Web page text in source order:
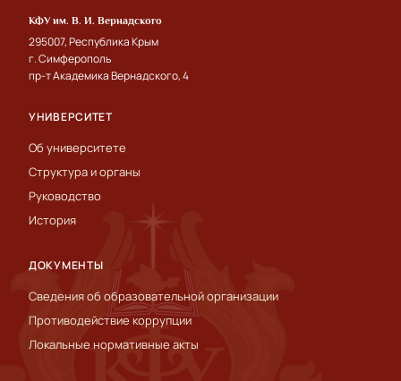
КФУ им. В. И. Вернадского
295007, Республика Крым
г. Симферополь
пр-т Академика Вернадского, 4
УНИВЕРСИТЕТ
Об университете
Структура и органы
Руководство
История
ДОКУМЕНТЫ
Сведения об образовательной организации
Противодействие коррупции
Локальные нормативные акты